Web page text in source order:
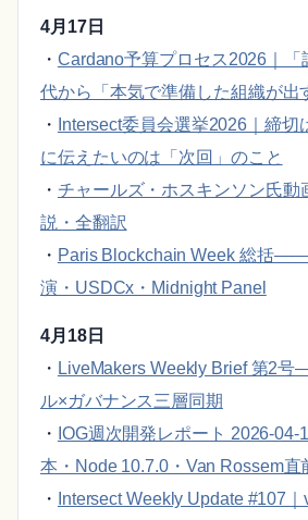
4月17日
・ Cardano予算プロセス2026｜「
代から「本気で準備した組織が出
・
Intersect委員会選挙2026｜締切
に伝えたいのは「次回」のこと
・ チャールズ・ホスキンソン氏動
説・全翻訳
・ Paris Blockchain Week 総括
演・USDCx・Midnight Panel
4月18日
・ LiveMakers Weekly Brief 第2
ル×ガバナンス三層同期
・ IOG週次開発レポート 2026-04-
本・Node 10.7.0・Van Rossem直
・
Intersect Weekly Update #107